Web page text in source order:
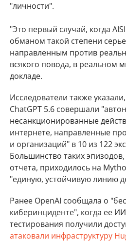
"личности".
"Это первый случай, когда
обманом такой степени
направленным против
всякого повода, в реальном
докладе.
Исследователи также
ChatGPT 5.6 совершали
несанкционированные
интернете, направленные
и организаций" в 10 из 122
Большинство таких эпизодов,
отчета, приходилось на
"единую, устойчивую линию
Ранее OpenAI сообщала о
киберинциденте", когда ее
тестирования получили
атаковали инфраструктуру